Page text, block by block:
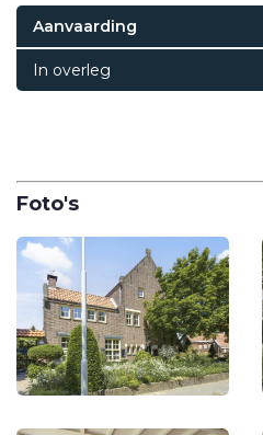
Aanvaarding
In overleg
Foto's